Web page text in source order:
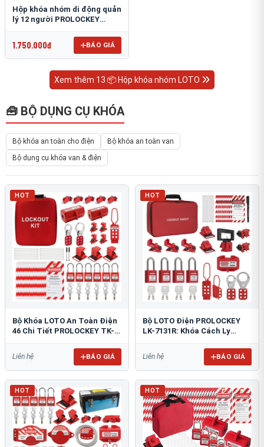
Hộp khóa nhóm di động quản
lý 12 người PROLOCKEY
1.750.000đ BÁO GIÁ
Xem thêm 13 📦 Hộp khóa nhóm LOTO
🧰 BỘ DỤNG CỤ KHÓA
Bộ khóa an toàn cho điện
Bộ khóa an toàn van
Bộ dụng cụ khóa van & điện
HOT
Bộ Khóa LOTO An Toàn Điện
46 Chi Tiết PROLOCKEY TK-
Liên hệ BÁO GIÁ
HOT
Bộ LOTO Điện PROLOCKEY
LK-7131R: Khóa Cách Ly
Liên hệ BÁO GIÁ
HOT HOT